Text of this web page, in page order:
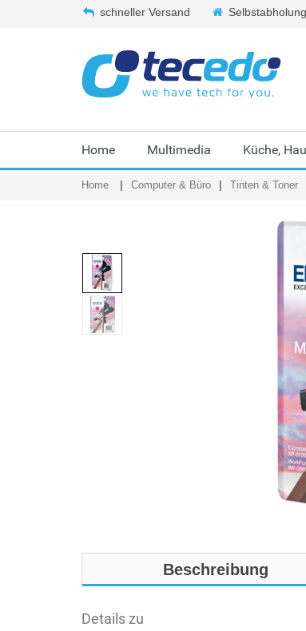
schneller Versand
Home Multimedia Küche,
Home Computer & Büro Tinten & Toner
Beschreibung
Details zu